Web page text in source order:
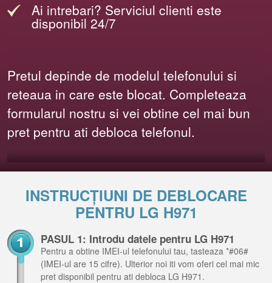
Ai intrebari? Serviciul clienti este
disponibil 24/7
Pretul depinde de modelul telefonului si
reteaua in care este blocat. Completeaza
formularul nostru si vei obtine cel mai bun
pret pentru ati debloca telefonul.
INSTRUCȚIUNI DE DEBLOCARE
PENTRU LG H971
PASUL 1: Introdu datele pentru LG H971
Pentru a obtine IMEI-ul telefonului tau, tasteaza *#06#
(IMEI-ul are 15 cifre). Ulterior noi iti vom oferi cel mai mic
pret disponibil pentru ati debloca LG H971.